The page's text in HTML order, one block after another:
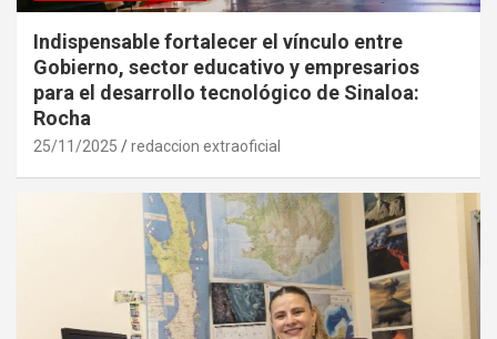
Indispensable fortalecer el vínculo entre
Gobierno, sector educativo y empresarios
para el desarrollo tecnológico de Sinaloa:
Rocha
25/11/2025 redaccion extraoficial